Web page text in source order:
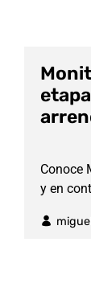
Conoce
y en